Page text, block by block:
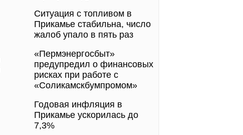
Ситуация с топливом в
Прикамье стабильна, число
жалоб упало в пять раз
«Пермэнергосбыт»
предупредил о финансовых
рисках при работе с
«Соликамскбумпромом»
Годовая инфляция в
Прикамье ускорилась до
7,3%